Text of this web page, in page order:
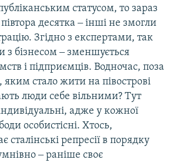
статусом, то зараз
десятка ‒ інші не змогли
Згідно з експертами, так
з бізнесом ‒ зменшується
і підприємців. Водночас, поза
стало жити на півострові
люди себе вільними? Тут
адже у кожної
особистісні. Хтось,
репресії в порядку
‒ раніше своє